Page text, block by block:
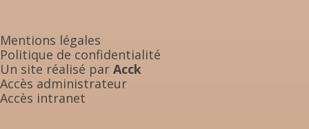
Mentions légales
Politique de confidentialité
Un site réalisé par Acck
Accès administrateur
Accès intranet